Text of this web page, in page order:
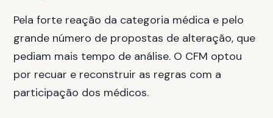
Pela forte reação da categoria médica e pelo
grande número de propostas de alteração, que
pediam mais tempo de análise. O CFM optou
por recuar e reconstruir as regras com a
participação dos médicos.